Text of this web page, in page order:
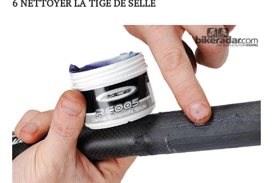
6 NETTOYER LA TIGE DE SELLE